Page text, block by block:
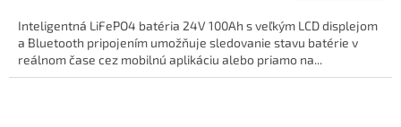
M
Inteligentná LiFePO4 batéria 24V 100Ah s veľkým LCD displejom
a Bluetooth pripojením umožňuje sledovanie stavu batérie v
reálnom čase cez mobilnú aplikáciu alebo priamo na...